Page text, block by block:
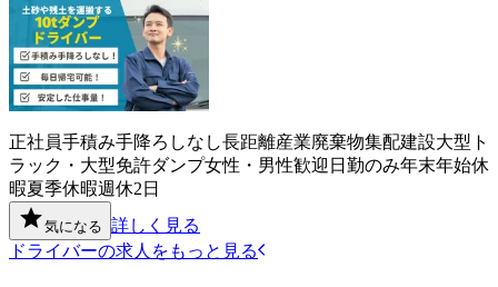
正社員手積み手降ろしなし長距離産業廃棄物集配建設大型ト
ラック・大型免許ダンプ女性・男性歓迎 日勤のみ年末年始休
暇夏季休暇週休2日
気になる 詳しく見る
ドライバーの求人をもっと見る